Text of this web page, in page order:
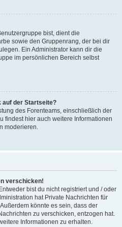
bist, dient die
sowie den Gruppenrang, der bei dir
Ein Administrator kann dir die
im persönlichen Bereich selbst
auf der Startseite?
des Forenteams, einschließlich der
findest hier auch weitere Informationen
moderieren.
verschicken!
bist du nicht registriert und / oder
hat Private Nachrichten für
könnte es sein, dass der
zu verschicken, entzogen hat.
Informationen zu erhalten.